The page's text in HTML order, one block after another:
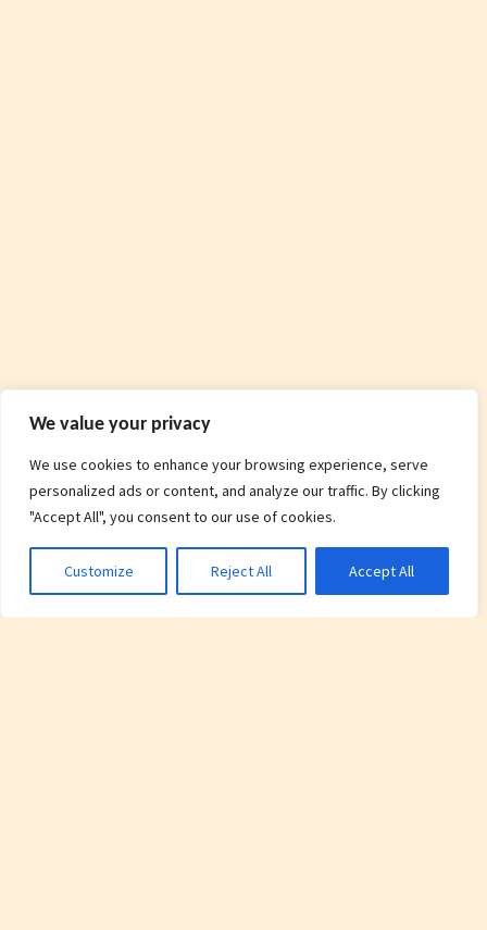
We value your privacy
We use cookies to enhance your browsing experience, serve
personalized ads or content, and analyze our traffic. By clicking
"Accept All", you consent to our use of cookies.
Customize Reject All Accept All